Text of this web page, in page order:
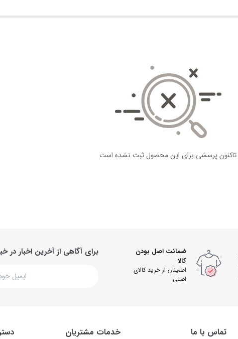
تاکنون پرسشی برای این محصول ثبت نشده است
ضمانت اصل بودن
کالا
اطمینان از خرید کالای
اصلی
برای آگاهی از آخرین اخبار در
تماس با ما خدمات مشتریان